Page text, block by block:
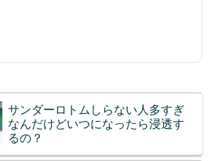
サンダーロトムしらない人多すぎ
なんだけどいつになったら浸透す
るの？